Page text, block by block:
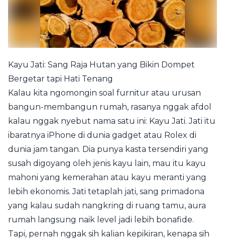
Kayu Jati: Sang Raja Hutan yang Bikin Dompet
Bergetar tapi Hati Tenang
Kalau kita ngomongin soal furnitur atau urusan
bangun-membangun rumah, rasanya nggak afdol
kalau nggak nyebut nama satu ini: Kayu Jati. Jati itu
ibaratnya iPhone di dunia gadget atau Rolex di
dunia jam tangan. Dia punya kasta tersendiri yang
susah digoyang oleh jenis kayu lain, mau itu kayu
mahoni yang kemerahan atau kayu meranti yang
lebih ekonomis. Jati tetaplah jati, sang primadona
yang kalau sudah nangkring di ruang tamu, aura
rumah langsung naik level jadi lebih bonafide.
Tapi, pernah nggak sih kalian kepikiran, kenapa sih